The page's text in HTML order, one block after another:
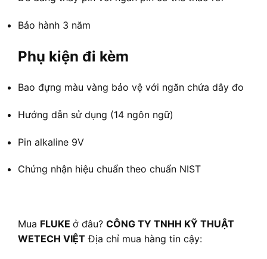
Bảo hành 3 năm
Phụ kiện đi kèm
Bao đựng màu vàng bảo vệ với ngăn chứa dây đo
Hướng dẫn sử dụng (14 ngôn ngữ)
Pin alkaline 9V
Chứng nhận hiệu chuẩn theo chuẩn NIST
Mua FLUKE ở đâu? CÔNG TY TNHH KỸ THUẬT
WETECH VIỆT Địa chỉ mua hàng tin cậy: